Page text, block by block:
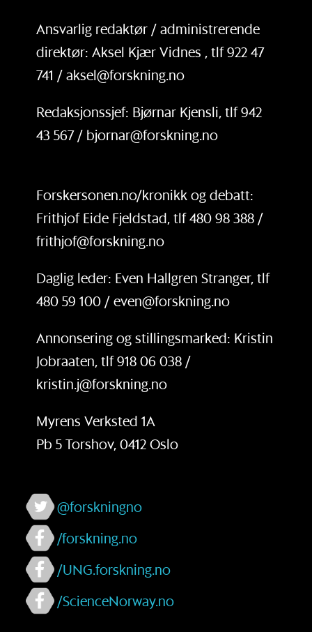
Ansvarlig redaktør / administrerende
direktør: Aksel Kjær Vidnes , tlf 922 47
741 / aksel@forskning.no
Redaksjonssjef: Bjørnar Kjensli, tlf 942
43 567 / bjornar@forskning.no
Forskersonen.no/kronikk og debatt:
Frithjof Eide Fjeldstad, tlf 480 98 388 /
frithjof@forskning.no
Daglig leder: Even Hallgren Stranger, tlf
480 59 100 / even@forskning.no
Annonsering og stillingsmarked: Kristin
Jobraaten, tlf 918 06 038 /
kristin.j@forskning.no
Myrens Verksted 1A
Pb 5 Torshov, 0412 Oslo
@forskningno
/forskning.no
/UNG.forskning.no
/ScienceNorway.no